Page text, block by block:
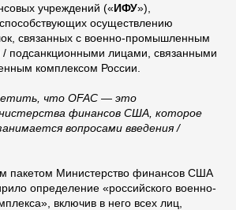
учреждений («ИФУ»),
осуществлению
связанных с военно-промышленным
/ подсанкционными лицами, связанными
комплексом России.
что OFAC — это
финансов США, которое
вопросами введения /
пакетом Министерство финансов США
определение «российского военно-
включив в него всех лиц,